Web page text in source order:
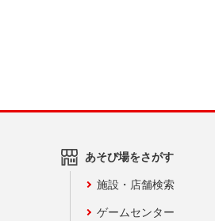
あそび場をさがす
施設・店舗検索
ゲームセンター